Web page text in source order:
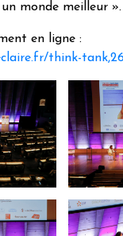
monde meilleur ».
en ligne :
think-